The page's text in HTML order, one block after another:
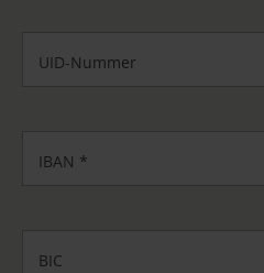
UID-Nummer
IBAN *
BIC